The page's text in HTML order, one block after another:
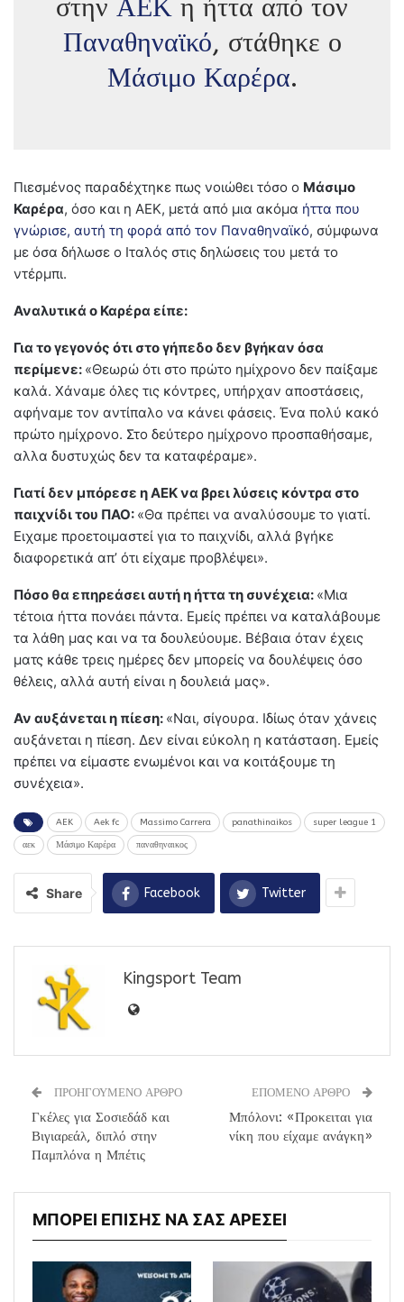
στην ΑΕΚ η ήττα από τον
Παναθηναϊκό, στάθηκε ο
Μάσιμο Καρέρα.
Πιεσμένος παραδέχτηκε πως νοιώθει τόσο ο Μάσιμο
Καρέρα, όσο και η ΑΕΚ, μετά από μια ακόμα ήττα που
γνώρισε, αυτή τη φορά από τον Παναθηναϊκό, σύμφωνα
με όσα δήλωσε ο Ιταλός στις δηλώσεις του μετά το
ντέρμπι.
Αναλυτικά ο Καρέρα είπε:
Για το γεγονός ότι στο γήπεδο δεν βγήκαν όσα
περίμενε: «Θεωρώ ότι στο πρώτο ημίχρονο δεν παίξαμε
καλά. Χάναμε όλες τις κόντρες, υπήρχαν αποστάσεις,
αφήναμε τον αντίπαλο να κάνει φάσεις. Ένα πολύ κακό
πρώτο ημίχρονο. Στο δεύτερο ημίχρονο προσπαθήσαμε,
αλλα δυστυχώς δεν τα καταφέραμε».
Γιατί δεν μπόρεσε η ΑΕΚ να βρει λύσεις κόντρα στο
παιχνίδι του ΠΑΟ: «Θα πρέπει να αναλύσουμε το γιατί.
Ειχαμε προετοιμαστεί για το παιχνίδι, αλλά βγήκε
διαφορετικά απ’ ότι είχαμε προβλέψει».
Πόσο θα επηρεάσει αυτή η ήττα τη συνέχεια: «Μια
τέτοια ήττα πονάει πάντα. Εμείς πρέπει να καταλάβουμε
τα λάθη μας και να τα δουλεύουμε. Βέβαια όταν έχεις
ματς κάθε τρεις ημέρες δεν μπορείς να δουλέψεις όσο
θέλεις, αλλά αυτή είναι η δουλειά μας».
Αν αυξάνεται η πίεση: «Ναι, σίγουρα. Ιδίως όταν χάνεις
αυξάνεται η πίεση. Δεν είναι εύκολη η κατάσταση. Εμείς
πρέπει να είμαστε ενωμένοι και να κοιτάξουμε τη
συνέχεια».
AEK Aek fc Massimo Carrera panathinaikos super league 1
αεκ Μάσιμο Καρέρα παναθηναικος
Share Facebook Twitter
Kingsport Team
ΠΡΟΗΓΟΥΜΕΝΟ ΑΡΘΡΟ
Γκέλες για Σοσιεδάδ και
Βιγιαρεάλ, διπλό στην
Παμπλόνα η Μπέτις
ΕΠΟΜΕΝΟ ΑΡΘΡΟ
Μπόλονι: «Προκειται για
νίκη που είχαμε ανάγκη»
ΜΠΟΡΕΙ ΕΠΙΣΗΣ ΝΑ ΣΑΣ ΑΡΕΣΕΙ